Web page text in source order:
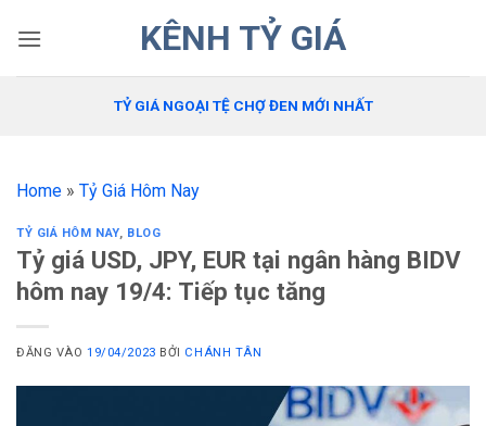
qua
KÊNH TỶ GIÁ
TỶ GIÁ NGOẠI TỆ CHỢ ĐEN MỚI NHẤT
Home » Tỷ Giá Hôm Nay
TỶ GIÁ HÔM NAY, BLOG
Tỷ giá USD, JPY, EUR tại ngân hàng BIDV
hôm nay 19/4: Tiếp tục tăng
ĐĂNG VÀO19/04/2023 BỞI CHÁNH TÂN